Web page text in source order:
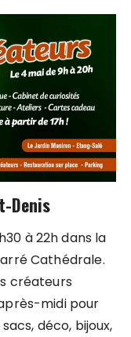
Denis
à 22h dans la
Cathédrale.
créateurs
midi pour
déco, bijoux,